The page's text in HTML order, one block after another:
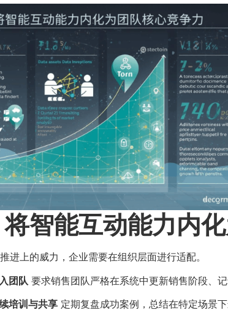
智能互动能力内
进上的威力，企业需要在组织层面进行适配。
团队 要求销售团队严格在系统中更新销售阶段、
培训与共享 定期复盘成功案例，总结在特定场景